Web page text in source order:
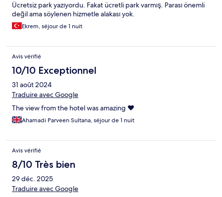
Ücretsiz park yazıyordu. Fakat ücretli park varmış. Parası önemli
değil ama söylenen hizmetle alakası yok.
Ekrem, séjour de 1 nuit
Avis vérifié
10/10 Exceptionnel
31 août 2024
Traduire avec Google
The view from the hotel was amazing ❤️
Ahamadi Parveen Sultana, séjour de 1 nuit
Avis vérifié
8/10 Très bien
29 déc. 2025
Traduire avec Google